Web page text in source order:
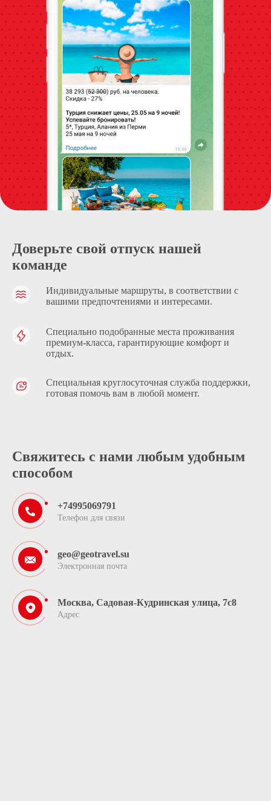
Доверьте свой отпуск нашей
команде
Индивидуальные маршруты, в соответствии с
вашими предпочтениями и интересами.
Специально подобранные места проживания
премиум-класса, гарантирующие комфорт и
отдых.
Специальная круглосуточная служба поддержки,
готовая помочь вам в любой момент.
Свяжитесь с нами любым удобным
способом
+74995069791
Телефон для связи
geo@geotravel.su
Электронная почта
Москва, Садовая-Кудринская улица, 7с8
Адрес